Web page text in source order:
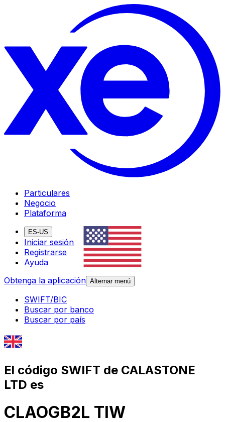
Particulares
Negocio
Plataforma
ES-US
Iniciar sesión
Registrarse
Ayuda
Obtenga la aplicación Alternar menú
SWIFT/BIC
Buscar por banco
Buscar por país
El código SWIFT de CALASTONE
LTD es
CLAOGB2L TIW